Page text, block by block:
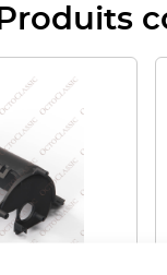
Produits